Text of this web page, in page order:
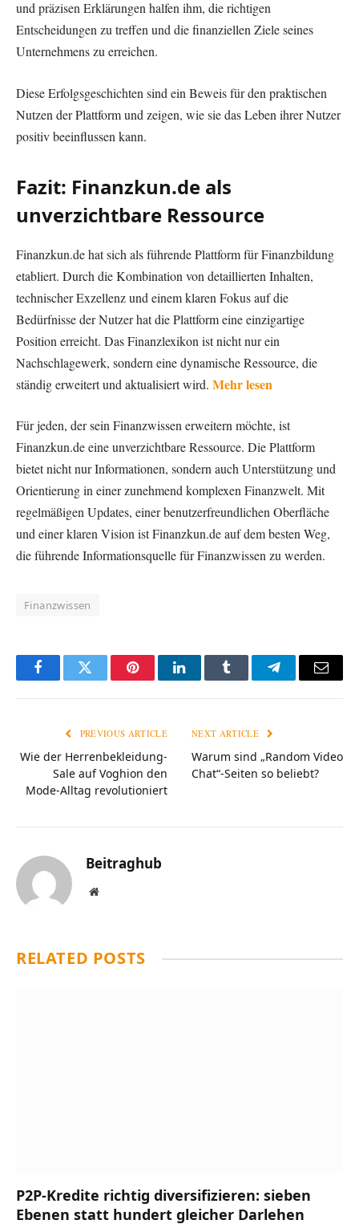
und präzisen Erklärungen halfen ihm, die richtigen
Entscheidungen zu treffen und die finanziellen Ziele seines
Unternehmens zu erreichen.
Diese Erfolgsgeschichten sind ein Beweis für den praktischen
Nutzen der Plattform und zeigen, wie sie das Leben ihrer Nutzer
positiv beeinflussen kann.
Fazit: Finanzkun.de als
unverzichtbare Ressource
Finanzkun.de hat sich als führende Plattform für Finanzbildung
etabliert. Durch die Kombination von detaillierten Inhalten,
technischer Exzellenz und einem klaren Fokus auf die
Bedürfnisse der Nutzer hat die Plattform eine einzigartige
Position erreicht. Das Finanzlexikon ist nicht nur ein
Nachschlagewerk, sondern eine dynamische Ressource, die
ständig erweitert und aktualisiert wird. Mehr lesen
Für jeden, der sein Finanzwissen erweitern möchte, ist
Finanzkun.de eine unverzichtbare Ressource. Die Plattform
bietet nicht nur Informationen, sondern auch Unterstützung und
Orientierung in einer zunehmend komplexen Finanzwelt. Mit
regelmäßigen Updates, einer benutzerfreundlichen Oberfläche
und einer klaren Vision ist Finanzkun.de auf dem besten Weg,
die führende Informationsquelle für Finanzwissen zu werden.
Finanzwissen
FacebookTwitter PinterestLinkedInTumblr TelegramEmail
PREVIOUS ARTICLE
Wie der Herrenbekleidung-
Sale auf Voghion den
Mode-Alltag revolutioniert
NEXT ARTICLE
Warum sind „Random Video
Chat“-Seiten so beliebt?
Beitraghub
Website
RELATED POSTS
P2P-Kredite richtig diversifizieren: sieben
Ebenen statt hundert gleicher Darlehen